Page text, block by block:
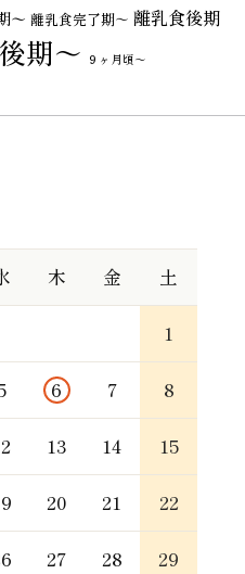
〜 離乳食完了期～ 離乳食後期
期～ ９ヶ月頃～
木 金 土
1
6 7 8
13 14 15
20 21 22
27 28 29